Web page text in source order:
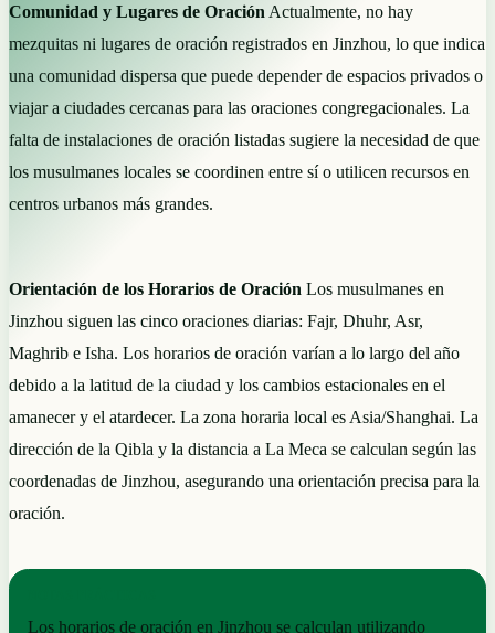
Comunidad y Lugares de Oración Actualmente, no hay
mezquitas ni lugares de oración registrados en Jinzhou, lo que indica
una comunidad dispersa que puede depender de espacios privados o
viajar a ciudades cercanas para las oraciones congregacionales. La
falta de instalaciones de oración listadas sugiere la necesidad de que
los musulmanes locales se coordinen entre sí o utilicen recursos en
centros urbanos más grandes.
Orientación de los Horarios de Oración Los musulmanes en
Jinzhou siguen las cinco oraciones diarias: Fajr, Dhuhr, Asr,
Maghrib e Isha. Los horarios de oración varían a lo largo del año
debido a la latitud de la ciudad y los cambios estacionales en el
amanecer y el atardecer. La zona horaria local es Asia/Shanghai. La
dirección de la Qibla y la distancia a La Meca se calculan según las
coordenadas de Jinzhou, asegurando una orientación precisa para la
oración.
Los horarios de oración en Jinzhou se calculan utilizando